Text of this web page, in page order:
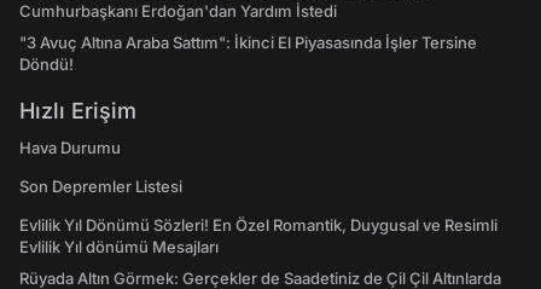
Cumhurbaşkanı Erdoğan'dan Yardım İstedi
"3 Avuç Altına Araba Sattım": İkinci El Piyasasında İşler Tersine
Döndü!
Hızlı Erişim
Hava Durumu
Son Depremler Listesi
Evlilik Yıl Dönümü Sözleri! En Özel Romantik, Duygusal ve Resimli
Evlilik Yıl dönümü Mesajları
Rüyada Altın Görmek: Gerçekler de Saadetiniz de Çil Çil Altınlarda